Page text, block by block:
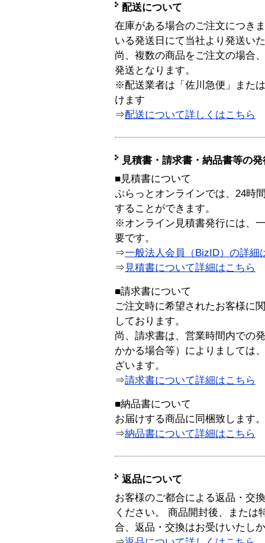
配送について
在庫がある場合のご注文につき
いる発送日にて当社より発送い
尚、複数の商品をご注文の場合
発送となります。
※配送業者は「佐川急便」また
けます
⇒配送について詳しくはこちら
見積書・請求書・納品書等の
■見積書について
ぷらっとオンラインでは、24時
することができます。
※オンライン見積書発行には、
要です。
⇒一般法人会員（BizID）の詳細
⇒ 見積書について詳細はこちら
■請求書について
ご注文時に希望されたお客様に
しております。
尚、請求書は、営業時間内での
かかる場合等）によりましては
ざいます。
⇒請求書について詳細はこちら
■納品書について
お届けする商品に同梱致します。
⇒納品書について詳細はこちら
返品について
お客様のご都合による返品・交
ください。 商品開封後、または
合、返品・交換はお受けいたし